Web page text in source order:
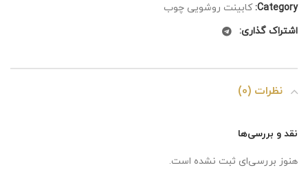
Category: کابینت روشویی چوب
اشتراک گذاری:
نظرات (0)
نقد و بررسی‌ها
هنوز بررسی‌ای ثبت نشده است.